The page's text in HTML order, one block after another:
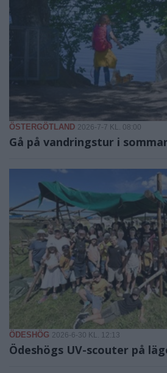
ÖSTERGÖTLAND 2026-7-7 KL. 08:00
Gå på vandringstur i
ÖDESHÖG 2026-6-30 KL. 12:13
Ödeshögs UV-scouter på